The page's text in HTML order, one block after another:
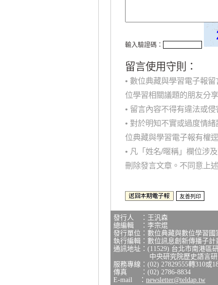
輸入驗證碼：
留言使用守則：
• 數位典藏與學習電子報
位學習相關議題的朋友分
• 留言內容不得有違法或
• 對於明知不實或過度情
位典藏與學習電子報有權
• 凡「姓名/暱稱」欄位涉
刪除發言文章。不同意上
發行人 ：王汎森
總編輯 ：李宗焜
發行單位：數位典藏與數位學習
執行編輯：數位訊息創新傳播子計
通訊地址：(11529) 台北市南港區
中央研究院歷史語言研究
服務專線：(02) 27829555轉310或
傳真 ：(02) 2786-8834
E-mail ： newsletter@teldap.tw